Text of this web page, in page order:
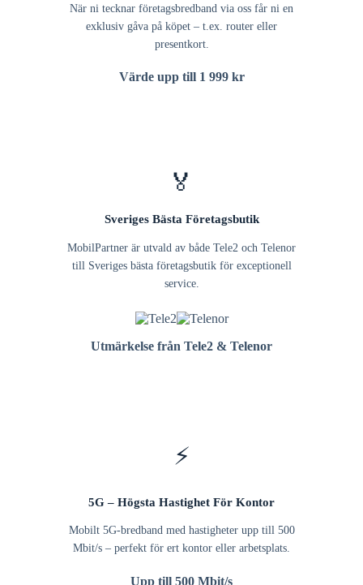
När ni tecknar företagsbredband via oss får ni en
exklusiv gåva på köpet – t.ex. router eller
presentkort.
Värde upp till 1 999 kr
🏅
Sveriges Bästa Företagsbutik
MobilPartner är utvald av både Tele2 och Telenor
till Sveriges bästa företagsbutik för exceptionell
service.
Utmärkelse från Tele2 & Telenor
⚡
5G – Högsta Hastighet För Kontor
Mobilt 5G-bredband med hastigheter upp till 500
Mbit/s – perfekt för ert kontor eller arbetsplats.
Upp till 500 Mbit/s